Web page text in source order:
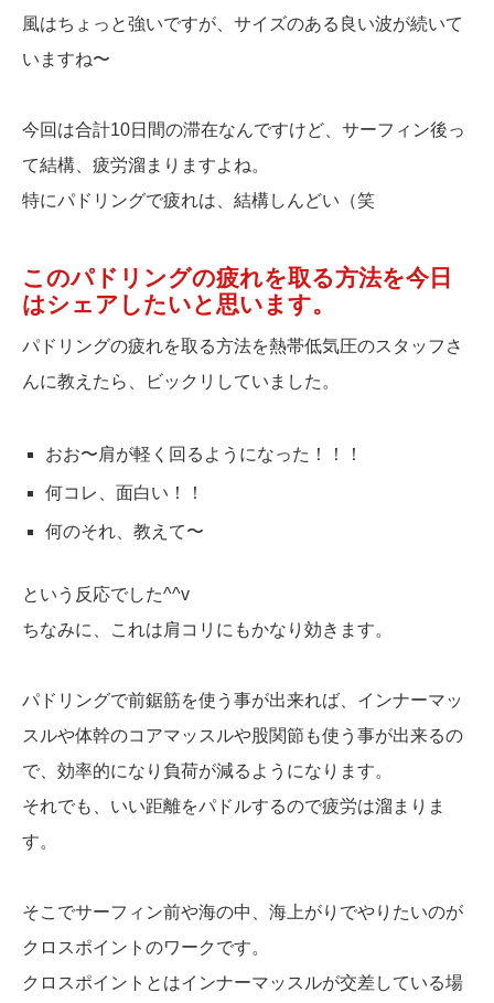
風はちょっと強いですが、サイズのある良い波が続いて
いますね〜
今回は合計10日間の滞在なんですけど、サーフィン後っ
て結構、疲労溜まりますよね。
特にパドリングで疲れは、結構しんどい（笑
このパドリングの疲れを取る方法を今日
はシェアしたいと思います。
パドリングの疲れを取る方法を熱帯低気圧のスタッフさ
んに教えたら、ビックリしていました。
おお〜肩が軽く回るようになった！！！
何コレ、面白い！！
何のそれ、教えて〜
という反応でした^^v
ちなみに、これは肩コリにもかなり効きます。
パドリングで前鋸筋を使う事が出来れば、インナーマッ
スルや体幹のコアマッスルや股関節も使う事が出来るの
で、効率的になり負荷が減るようになります。
それでも、いい距離をパドルするので疲労は溜まりま
す。
そこでサーフィン前や海の中、海上がりでやりたいのが
クロスポイントのワークです。
クロスポイントとはインナーマッスルが交差している場